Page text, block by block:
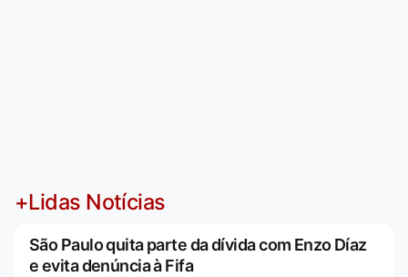
+Lidas Notícias
São Paulo quita parte da dívida com Enzo Díaz
e evita denúncia à Fifa